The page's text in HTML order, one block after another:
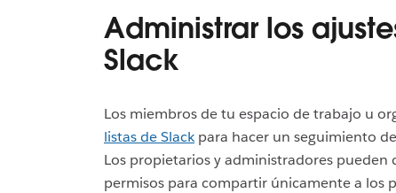
Administrar los
Slack
Los miembros de tu espacio de trabajo u
listas de Slackpara hacer un seguimiento
Los propietarios y administradores pueden
permisos para compartir únicamente a los